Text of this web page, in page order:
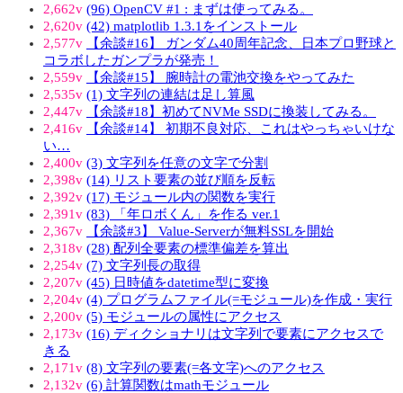
2,662v (96) OpenCV #1 : まずは使ってみる。
2,620v (42) matplotlib 1.3.1をインストール
2,577v
【余談#16】 ガンダム40周年記念、日本プロ野球と
コラボしたガンプラが発売！
2,559v
【余談#15】 腕時計の電池交換をやってみた
2,535v (1) 文字列の連結は足し算風
2,447v
【余談#18】初めてNVMe SSDに換装してみる。
2,416v
【余談#14】 初期不良対応、これはやっちゃいけな
い…
2,400v (3) 文字列を任意の文字で分割
2,398v (14) リスト要素の並び順を反転
2,392v (17) モジュール内の関数を実行
2,391v (83) 「年ロボくん」を作る ver.1
2,367v
【余談#3】 Value-Serverが無料SSLを開始
2,318v (28) 配列全要素の標準偏差を算出
2,254v (7) 文字列長の取得
2,207v (45) 日時値をdatetime型に変換
2,204v (4) プログラムファイル(=モジュール)を作成・実行
2,200v (5) モジュールの属性にアクセス
2,173v (16) ディクショナリは文字列で要素にアクセスで
きる
2,171v (8) 文字列の要素(=各文字)へのアクセス
2,132v (6) 計算関数はmathモジュール